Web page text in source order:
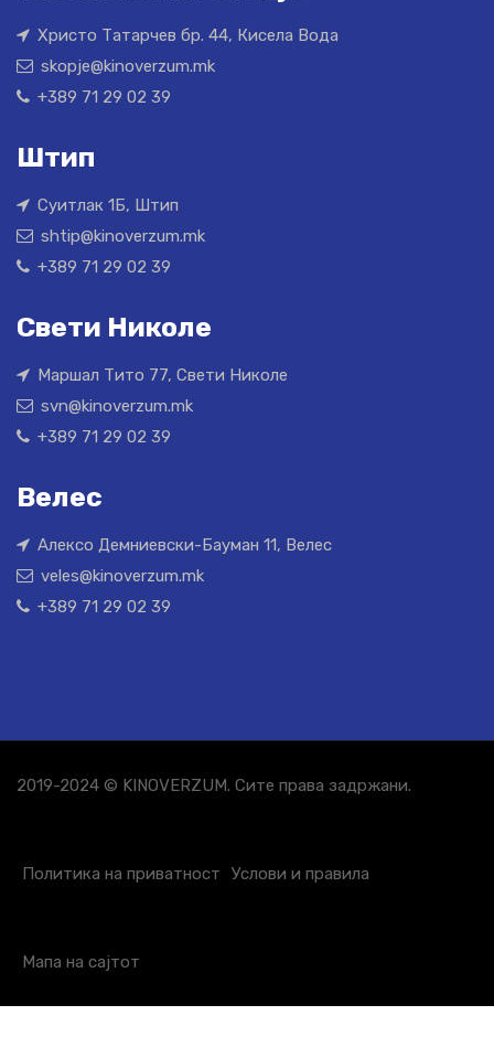
Христо Татарчев бр. 44, Кисела Вода
skopje@kinoverzum.mk
+389 71 29 02 39
Штип
Суитлак 1Б, Штип
shtip@kinoverzum.mk
+389 71 29 02 39
Свети Николе
Маршал Тито 77, Свети Николе
svn@kinoverzum.mk
+389 71 29 02 39
Велес
Алексо Демниевски-Бауман 11, Велес
veles@kinoverzum.mk
+389 71 29 02 39
2019-2024 © KINOVERZUM. Сите права задржани.
Политика на приватност Услови и правила
Мапа на сајтот